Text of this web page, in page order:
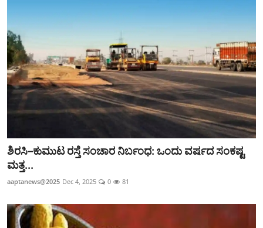
ಶಿರಸಿ–ಕುಮುಟ ರಸ್ತೆ ಸಂಚಾರ ನಿರ್ಬಂಧ: ಒಂದು ವರ್ಷದ ಸಂಕಷ್ಟ
ಮತ್ತ...
aaptanews@2025 Dec 4, 2025 0 81